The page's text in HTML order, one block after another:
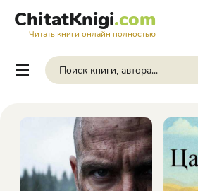
ChitatKnigi.com
Читать книги онлайн полностью